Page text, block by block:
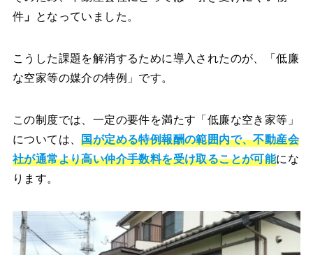
件 」 となっていました。
こうした課題を解消するために導入されたのが、「低廉
な空家等の媒介の特例」です。
この制度では、一定の要件を満たす「低廉な空き家等」
については、国が定める特例報酬の範囲内で、不動産会
社が通常より高い仲介手数料を受け取ることが可能にな
ります。